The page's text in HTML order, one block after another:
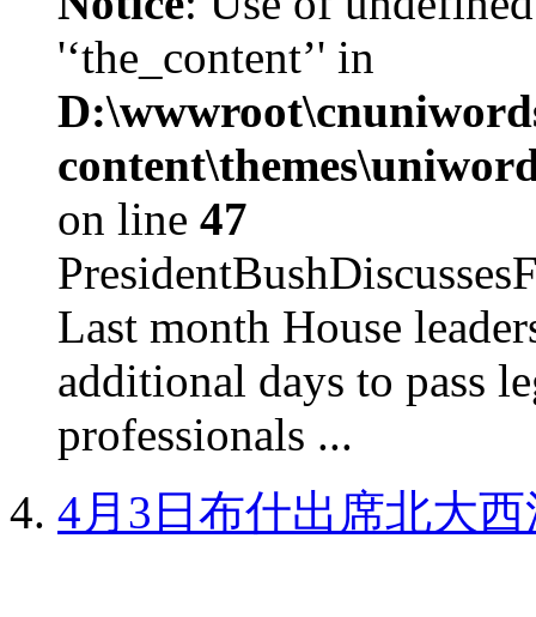
'‘the_content’' in
on line 47
Last month House
additional days to pass
professionals ...
4月3日布什出席北大